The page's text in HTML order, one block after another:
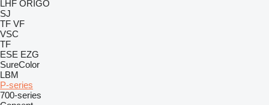
LHF ORIGO
SJ
TF VF
VSC
TF
ESE EZG
SureColor
LBM
P-series
700-series